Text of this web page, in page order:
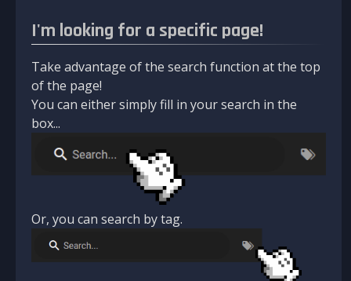
I'm looking for a specific page!
Take advantage of the search function at the top
of the page!
You can either simply fill in your search in the
box...
Or, you can search by tag.